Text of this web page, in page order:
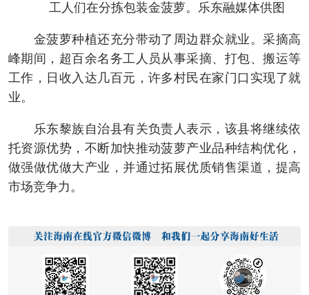
工人们在分拣包装金菠萝。乐东融媒体供图
金菠萝种植还充分带动了周边群众就业。采摘高
峰期间，超百余名务工人员从事采摘、打包、搬运等
工作，日收入达几百元，许多村民在家门口实现了就
业。
乐东黎族自治县有关负责人表示，该县将继续依
托资源优势，不断加快推动菠萝产业品种结构优化，
做强做优做大产业，并通过拓展优质销售渠道，提高
市场竞争力。